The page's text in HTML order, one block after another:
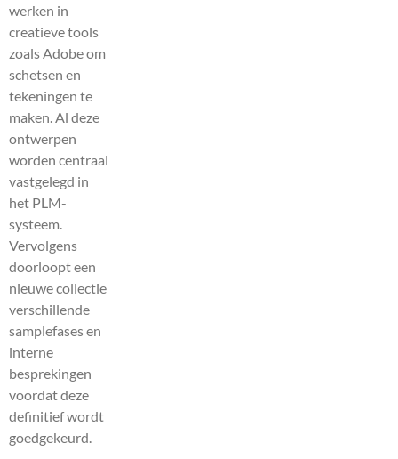
werken in
creatieve tools
zoals Adobe om
schetsen en
tekeningen te
maken. Al deze
ontwerpen
worden centraal
vastgelegd in
het PLM-
systeem.
Vervolgens
doorloopt een
nieuwe collectie
verschillende
samplefases en
interne
besprekingen
voordat deze
definitief wordt
goedgekeurd.